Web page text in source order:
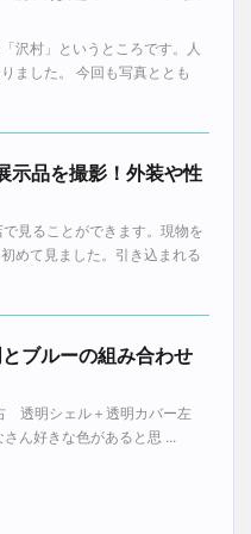
沢村」というところです。人
ました。 今回も写真ととも
示品を撮影！外装や性
見ることができます。現物を
めて見ました。引き込まれる
ブルーの組み合わせ
透明シェル＋透明カバー左
ん好きな色があると思 ...